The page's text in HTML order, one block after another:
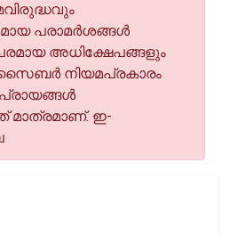
പരാമര്‍ശങ്ങള്‍
അധിക്ഷേപങ്ങളും
നിയമപ്രകാരം
ഇ-